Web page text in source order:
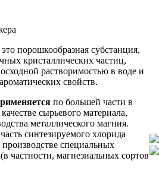
это порошкообразная субстанция,
кристаллических частиц,
растворимостью в воде и
свойств.
по большей части в
сырьевого материала,
металлического магния.
синтезируемого хлорида
специальных
частности, магнезиальных сортов